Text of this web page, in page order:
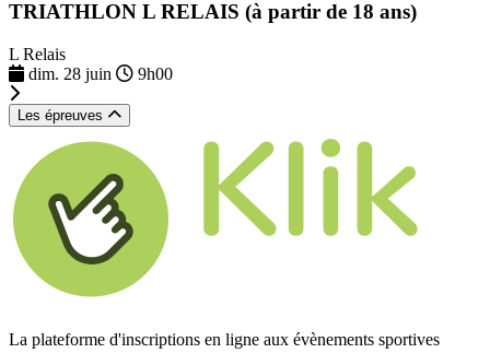
TRIATHLON L RELAIS (à partir de 18 ans)
L Relais
dim. 28 juin
9h00
Les épreuves
La plateforme d'inscriptions en ligne aux évènements sportives